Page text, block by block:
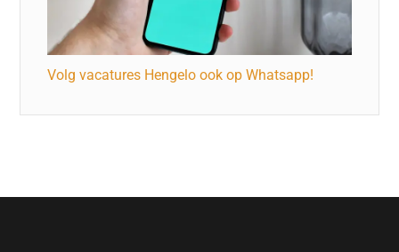
Volg vacatures Hengelo ook op Whatsapp!